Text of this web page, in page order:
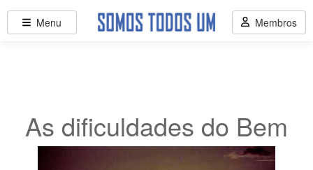
As dificuldades do Bem
Menu Membros